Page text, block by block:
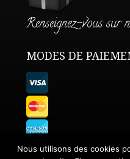
Renseignez-vous sur
MODES DE
Nous utilisons des cookies